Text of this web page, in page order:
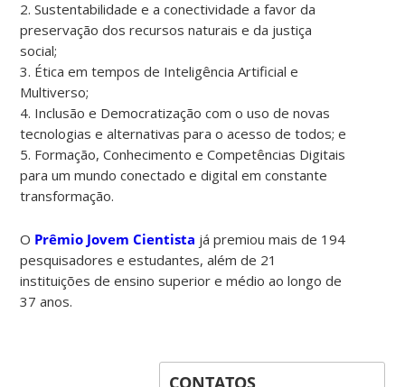
2. Sustentabilidade e a conectividade a favor da
preservação dos recursos naturais e da justiça
social;
3. Ética em tempos de Inteligência Artificial e
Multiverso;
4. Inclusão e Democratização com o uso de novas
tecnologias e alternativas para o acesso de todos; e
5. Formação, Conhecimento e Competências Digitais
para um mundo conectado e digital em constante
transformação.
O Prêmio Jovem Cientista já premiou mais de 194
pesquisadores e estudantes, além de 21
instituições de ensino superior e médio ao longo de
37 anos.
CONTATOS